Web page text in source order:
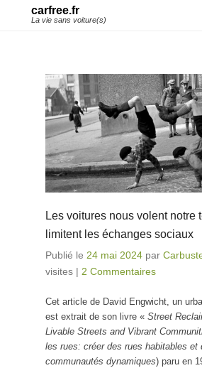
carfree.fr
La vie sans voiture(s)
Les voitures nous volent
limitent les échanges sociaux
Publié le 24 mai 2024 par
visites | 2 Commentaires
Cet article de David Engwicht, un
est extrait de son livre « Street
Livable Streets and Vibrant
les rues: créer des rues habitables et
communautés dynamiques) paru en